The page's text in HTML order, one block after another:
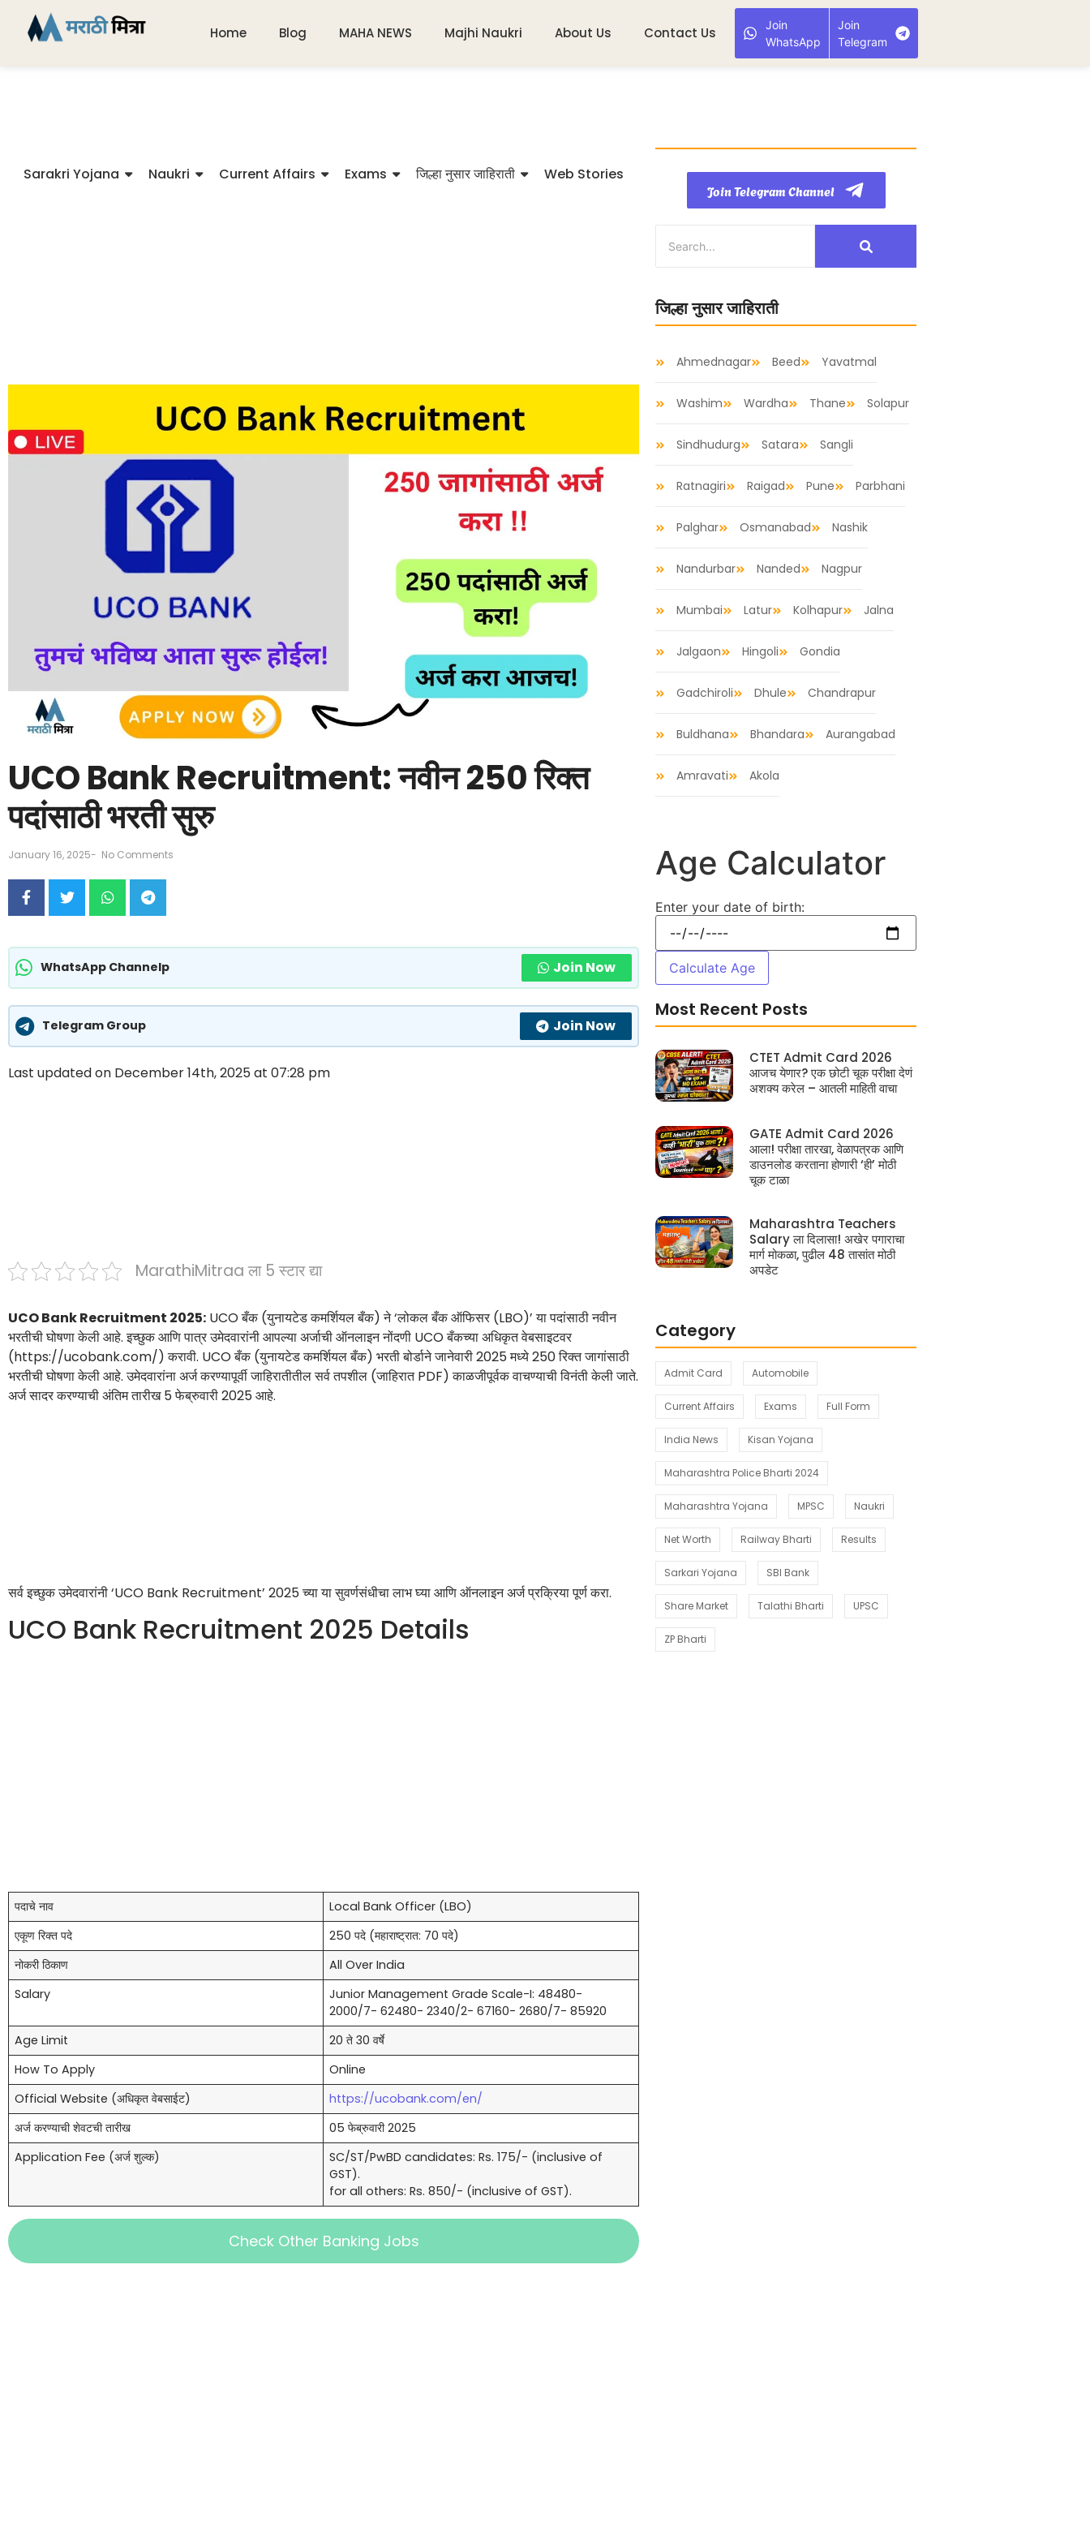
Home Blog MAHA NEWS Majhi Naukri About Us Contact Us
Join
WhatsApp
Join
Telegram
Sarakri Yojana Naukri Current Affairs Exams जिल्हा नुसार जाहिराती Web Stories
UCO Bank Recruitment: नवीन 250 रिक्त
पदांसाठी भरती सुरु
January 16, 2025- No Comments
WhatsApp Channelp Join Now
Telegram Group Join Now
Last updated on December 14th, 2025 at 07:28 pm
MarathiMitraa ला 5 स्टार द्या
UCO Bank Recruitment 2025: UCO बँक (युनायटेड कमर्शियल बँक) ने ‘लोकल बँक ऑफिसर (LBO)’ या पदांसाठी नवीन
भरतीची घोषणा केली आहे. इच्छुक आणि पात्र उमेदवारांनी आपल्या अर्जाची ऑनलाइन नोंदणी UCO बँकच्या अधिकृत वेबसाइटवर
(https://ucobank.com/) करावी. UCO बँक (युनायटेड कमर्शियल बँक) भरती बोर्डाने जानेवारी 2025 मध्ये 250 रिक्त जागांसाठी
भरतीची घोषणा केली आहे. उमेदवारांना अर्ज करण्यापूर्वी जाहिरातीतील सर्व तपशील (जाहिरात PDF) काळजीपूर्वक वाचण्याची विनंती केली जाते.
अर्ज सादर करण्याची अंतिम तारीख 5 फेब्रुवारी 2025 आहे.
सर्व इच्छुक उमेदवारांनी ‘UCO Bank Recruitment’ 2025 च्या या सुवर्णसंधीचा लाभ घ्या आणि ऑनलाइन अर्ज प्रक्रिया पूर्ण करा.
UCO Bank Recruitment 2025 Details
पदाचे नाव
Local Bank Officer (LBO)
एकूण रिक्त पदे
250 पदे (महाराष्ट्रात: 70 पदे)
नोकरी ठिकाण
All Over India
Salary
Junior Management Grade Scale-I: 48480-
2000/7- 62480- 2340/2- 67160- 2680/7- 85920
Age Limit
20 ते 30 वर्षे
How To Apply
Online
Official Website (अधिकृत वेबसाईट)
https://ucobank.com/en/
अर्ज करण्याची शेवटची तारीख
05 फेब्रुवारी 2025
Application Fee (अर्ज शुल्क)
SC/ST/PwBD candidates: Rs. 175/- (inclusive of
GST).
for all others: Rs. 850/- (inclusive of GST).
Check Other Banking Jobs
Join Telegram Channel
जिल्हा नुसार जाहिराती
Ahmednagar Beed Yavatmal
Washim Wardha Thane Solapur
Sindhudurg Satara Sangli
Ratnagiri Raigad Pune Parbhani
Palghar Osmanabad Nashik
Nandurbar Nanded Nagpur
Mumbai Latur Kolhapur Jalna
Jalgaon Hingoli Gondia
Gadchiroli Dhule Chandrapur
Buldhana Bhandara Aurangabad
Amravati Akola
Age Calculator
Enter your date of birth:
Calculate Age
Most Recent Posts
CTET Admit Card 2026
आजच येणार? एक छोटी चूक परीक्षा देणं
अशक्य करेल – आतली माहिती वाचा
GATE Admit Card 2026
आला! परीक्षा तारखा, वेळापत्रक आणि
डाउनलोड करताना होणारी ‘ही’ मोठी
चूक टाळा
Maharashtra Teachers
Salary ला दिलासा! अखेर पगाराचा
मार्ग मोकळा, पुढील 48 तासांत मोठी
अपडेट
Category
Admit Card Automobile
Current Affairs Exams Full Form
India News Kisan Yojana
Maharashtra Police Bharti 2024
Maharashtra Yojana MPSC Naukri
Net Worth Railway Bharti Results
Sarkari Yojana SBI Bank
Share Market Talathi Bharti UPSC
ZP Bharti